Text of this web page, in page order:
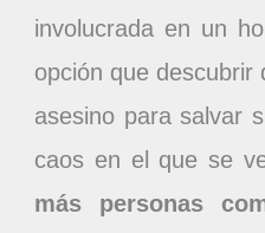
involucrada en un
opción que descubrir
asesino para salvar
caos en el que se
más personas